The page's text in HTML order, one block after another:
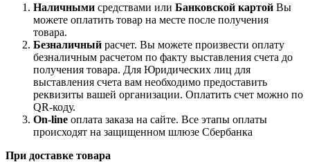
Наличными средствами или Банковской картой Вы
можете оплатить товар на месте после получения
товара.
Безналичный расчет. Вы можете произвести оплату
безналичным расчетом по факту выставления счета до
получения товара. Для Юридических лиц для
выставления счета вам необходимо предоставить
реквизиты вашей организации. Оплатить счет можно по
QR-коду.
On-line оплата заказа на сайте. Все этапы оплаты
происходят на защищенном шлюзе Сбербанка
При доставке товара